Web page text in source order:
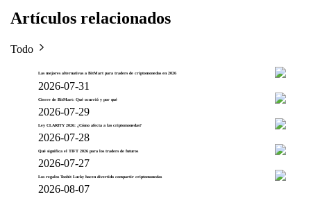
Artículos relacionados
Todo
Las mejores alternativas a BitMart para traders de criptomonedas en 2026
2026-07-31
Cierre de BitMart: Qué ocurrió y por qué
2026-07-29
Ley CLARITY 2026: ¿Cómo afecta a las criptomonedas?
2026-07-28
Qué significa el TIFT 2026 para los traders de futuros
2026-07-27
Los regalos Toobit Lucky hacen divertido compartir criptomonedas
2026-08-07